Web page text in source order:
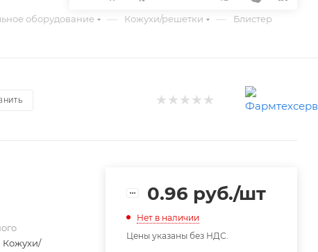
оборудование — Кожухи/решетки — Блистер
Кожухи/
0.96 руб./шт
Нет в наличии
Цены указаны без НДС.